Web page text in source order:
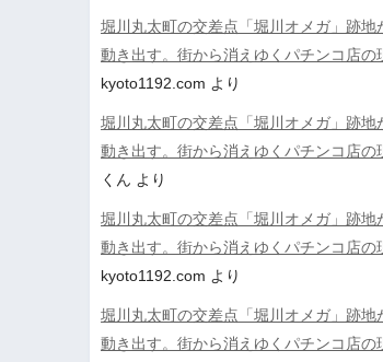
堀川丸太町の交差点「堀川オメガ」跡地
動き出す。街から消えゆくパチンコ店の
kyoto1192.com より
堀川丸太町の交差点「堀川オメガ」跡地
動き出す。街から消えゆくパチンコ店の
くん より
堀川丸太町の交差点「堀川オメガ」跡地
動き出す。街から消えゆくパチンコ店の
kyoto1192.com より
堀川丸太町の交差点「堀川オメガ」跡地
動き出す。街から消えゆくパチンコ店の